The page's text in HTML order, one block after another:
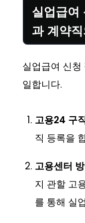
실업급여
과 계약
실업급여 신
일합니다.
고용24 구
직 등록을
고용센터
지 관할 고
를 통해 실